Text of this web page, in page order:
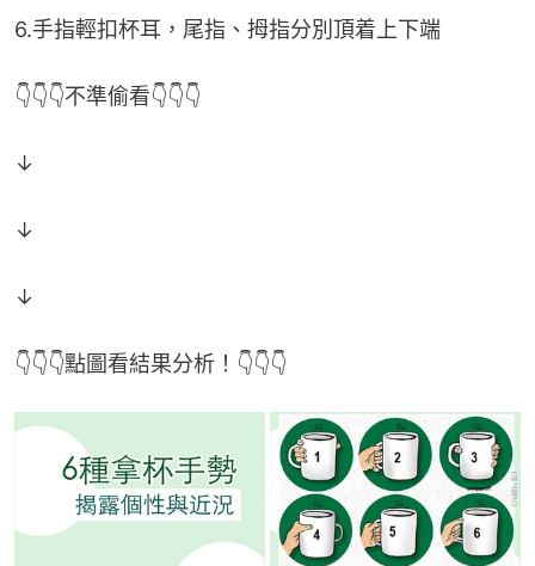
6.手指輕扣杯耳，尾指、拇指分別頂着上下端
👇👇👇不準偷看👇👇👇
↓
↓
↓
👇👇👇點圖看結果分析！👇👇👇